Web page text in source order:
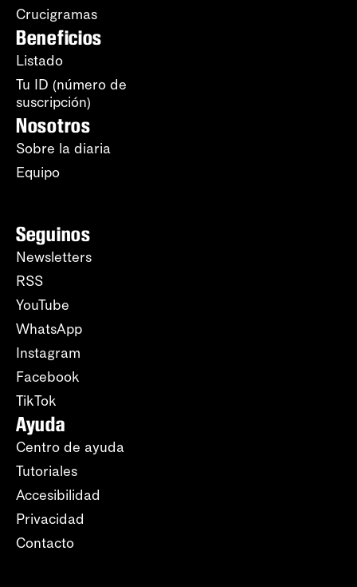
Crucigramas
Beneficios
Listado
Tu ID (número de
suscripción)
Nosotros
Sobre la diaria
Equipo
Seguinos
Newsletters
RSS
YouTube
WhatsApp
Instagram
Facebook
TikTok
Ayuda
Centro de ayuda
Tutoriales
Accesibilidad
Privacidad
Contacto